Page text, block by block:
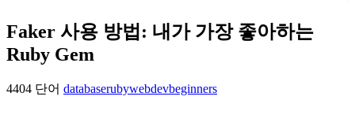
Faker 사용 방법: 내가 가장 좋아하는
Ruby Gem
4404 단어 databaserubywebdevbeginners